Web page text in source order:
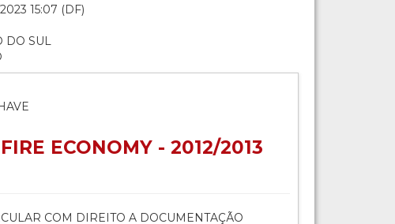
15:07 (DF)
DO SUL
ECONOMY - 2012/2013
COM DIREITO A DOCUMENTAÇÃO